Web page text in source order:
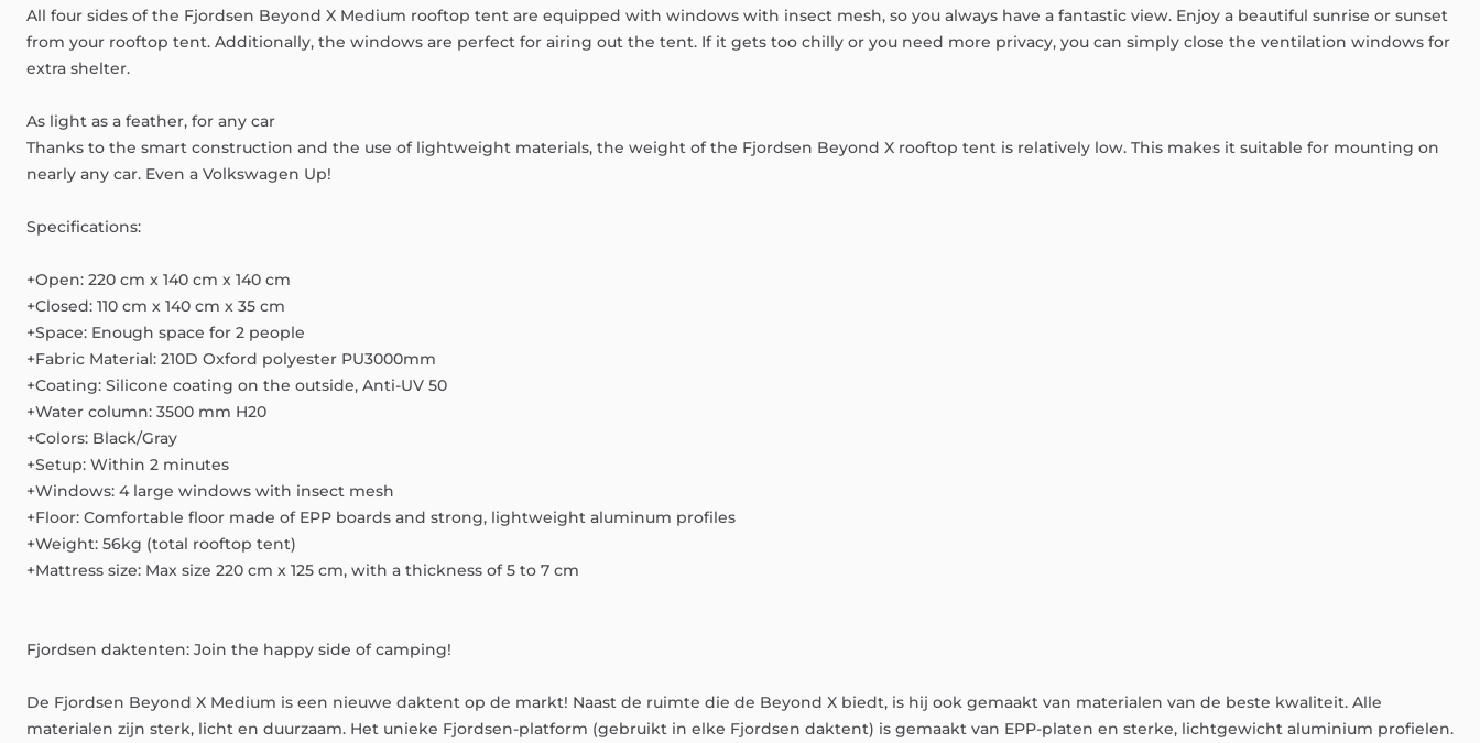
All four sides of the Fjordsen Beyond X Medium rooftop tent are equipped with windows with insect mesh, so you always have a fantastic view. Enjoy a beautiful sunrise or sunset
from your rooftop tent. Additionally, the windows are perfect for airing out the tent. If it gets too chilly or you need more privacy, you can simply close the ventilation windows for
extra shelter.
As light as a feather, for any car
Thanks to the smart construction and the use of lightweight materials, the weight of the Fjordsen Beyond X rooftop tent is relatively low. This makes it suitable for mounting on
nearly any car. Even a Volkswagen Up!
Specifications:
+Open: 220 cm x 140 cm x 140 cm
+Closed: 110 cm x 140 cm x 35 cm
+Space: Enough space for 2 people
+Fabric Material: 210D Oxford polyester PU3000mm
+Coating: Silicone coating on the outside, Anti-UV 50
+Water column: 3500 mm H20
+Colors: Black​/​Gray
+Setup: Within 2 minutes
+Windows: 4 large windows with insect mesh
+Floor: Comfortable floor made of EPP boards and strong, lightweight aluminum profiles
+Weight: 56kg (total rooftop tent)
+Mattress size: Max size 220 cm x 125 cm, with a thickness of 5 to 7 cm
Fjordsen daktenten: Join the happy side of camping!
De Fjordsen Beyond X Medium is een nieuwe daktent op de markt! Naast de ruimte die de Beyond X biedt, is hij ook gemaakt van materialen van de beste kwaliteit. Alle
materialen zijn sterk, licht en duurzaam. Het unieke Fjordsen-platform (gebruikt in elke Fjordsen daktent) is gemaakt van EPP-platen en sterke, lichtgewicht aluminium profielen.